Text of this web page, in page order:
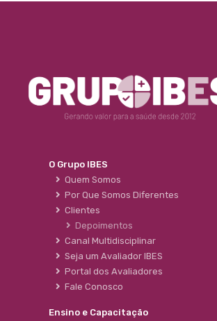
O Grupo IBES
Quem Somos
Por Que Somos Diferentes
Clientes
Depoimentos
Canal Multidisciplinar
Seja um Avaliador IBES
Portal dos Avaliadores
Fale Conosco
Ensino e Capacitação